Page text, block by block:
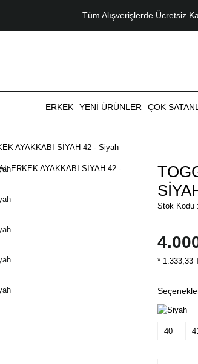
Tüm Alışverişlerde Ücretsiz
ERKEK YENİ ÜRÜNLER ÇOK
AYAKKABI-SİYAH 42 - Siyah
Stok Kodu
* 1.333,33
40